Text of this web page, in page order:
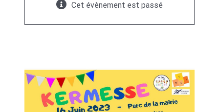
Cet évènement est passé